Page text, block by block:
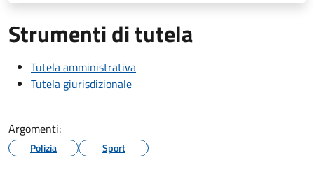
Strumenti di tutela
Tutela amministrativa
Tutela giurisdizionale
Argomenti:
Polizia Sport